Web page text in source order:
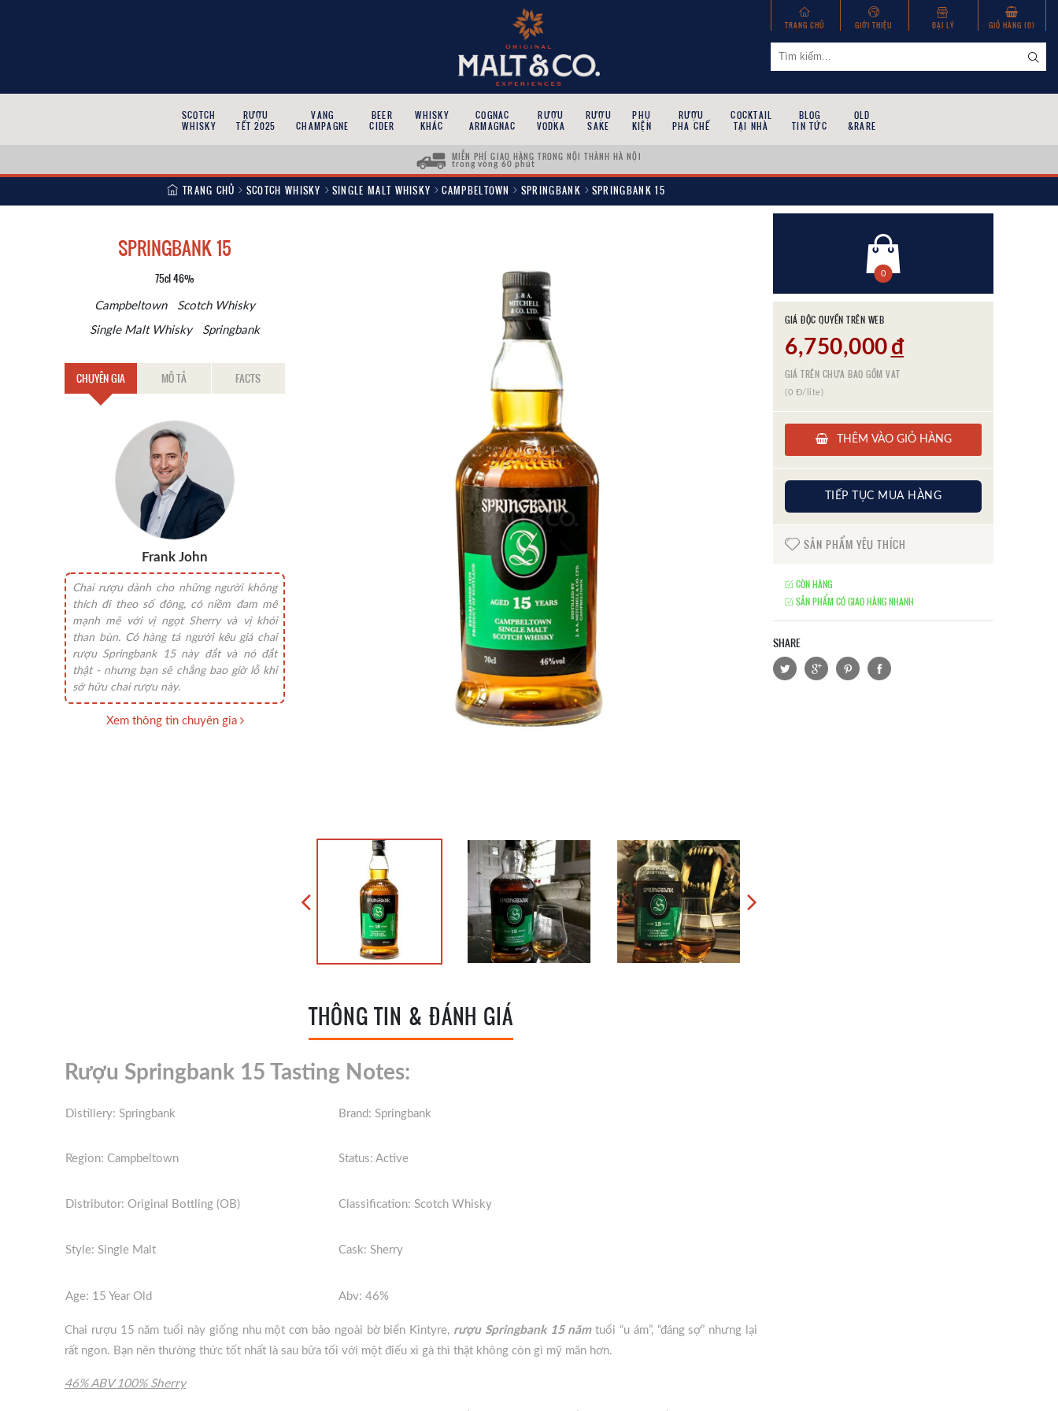
TRANG CHỦ GIỚI THIỆU ĐẠI LÝ GIỎ HÀNG (0)
SCOTCH
WHISKY
RƯỢU
TẾT 2025
VANG
CHAMPAGNE
BEER
CIDER
WHISKY
KHÁC
COGNAC
ARMAGNAC
RƯỢU
VODKA
RƯỢU
SAKE
PHỤ
KIỆN
RƯỢU
PHA CHẾ
COCKTAIL
TẠI NHÀ
BLOG
TIN TỨC
OLD
&RARE
MIỄN PHÍ GIAO HÀNG TRONG NỘI THÀNH HÀ NỘI
trong vòng 60 phút
TRANG CHỦ SCOTCH WHISKY SINGLE MALT WHISKY CAMPBELTOWN SPRINGBANK SPRINGBANK 15
SPRINGBANK 15
75cl 46%
Campbeltown Scotch Whisky
Single Malt Whisky Springbank
CHUYÊN GIA MÔ TẢ FACTS
Frank John
Chai rượu dành cho những người không
thích đi theo số đông, có niềm đam mê
mạnh mẽ với vị ngọt Sherry và vị khói
than bùn. Có hàng tá người kêu giá chai
rượu Springbank 15 này đắt và nó đắt
thật - nhưng bạn sẽ chẳng bao giờ lỗ khi
sở hữu chai rượu này.
Xem thông tin chuyên gia
THÔNG TIN & ĐÁNH GIÁ
Rượu Springbank 15 Tasting Notes:
Distillery: Springbank Brand: Springbank
Region: Campbeltown Status: Active
Distributor: Original Bottling (OB) Classification: Scotch Whisky
Style: Single Malt Cask: Sherry
Age: 15 Year Old Abv: 46%
Chai rượu 15 năm tuổi này giống nhu một cơn bảo ngoài bờ biển Kintyre, rượu Springbank 15 năm tuổi “u ám”, “đáng sợ” nhưng lại
rất ngon. Bạn nên thưởng thức tốt nhất là sau bữa tối với một điếu xì gà thì thật không còn gì mỹ mãn hơn.
46% ABV 100% Sherry
0
GIÁ ĐỘC QUYỀN TRÊN WEB
6,750,000 đ
GIÁ TRÊN CHƯA BAO GỒM VAT
(0 Đ/lite)
THÊM VÀO GIỎ HÀNG
TIẾP TỤC MUA HÀNG
SẢN PHẨM YÊU THÍCH
CÒN HÀNG
SẢN PHẨM CÓ GIAO HÀNG NHANH
SHARE